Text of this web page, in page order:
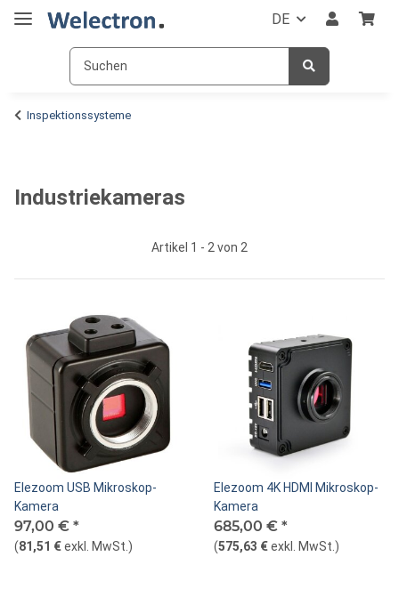
DE
Inspektionssysteme
Industriekameras
Artikel 1 - 2 von 2
Elezoom USB Mikroskop-
Kamera
97,00 € *
(81,51 €exkl. MwSt. )
Elezoom 4K HDMI Mikroskop-
Kamera
685,00 € *
(575,63 €exkl. MwSt. )